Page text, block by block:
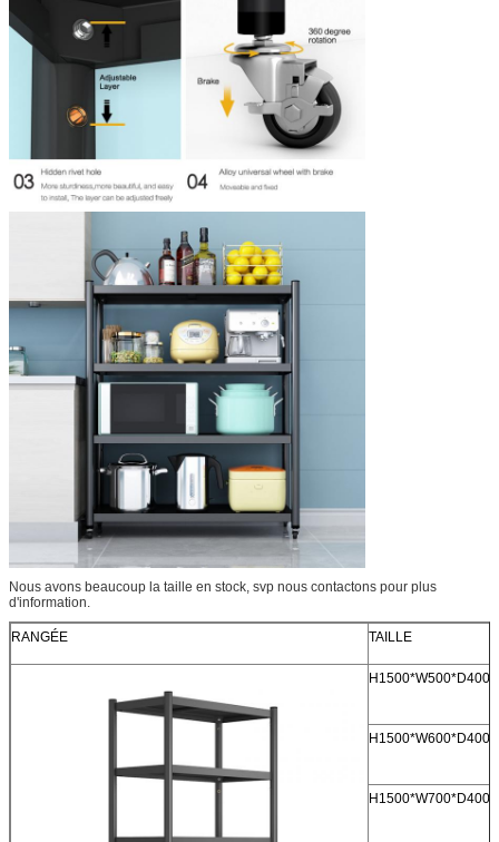
Nous avons beaucoup la taille en stock, svp nous contactons pour plus
d'information.
RANGÉE TAILLE